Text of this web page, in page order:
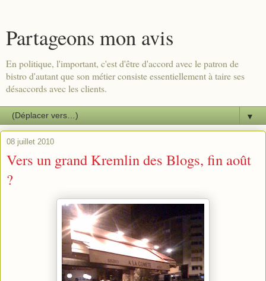
Partageons mon avis
En politique, l'important, c'est d'être d'accord avec le patron de
bistro d'autant que son métier consiste essentiellement à taire ses
désaccords avec les clients.
▼
08 juillet 2010
Vers un grand Kremlin des Blogs, fin août
?